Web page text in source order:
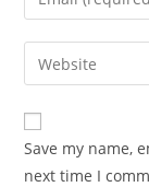
comment
your
email
address
comment
Enter
your
website
URL
(optional)
Save my name,
next time I